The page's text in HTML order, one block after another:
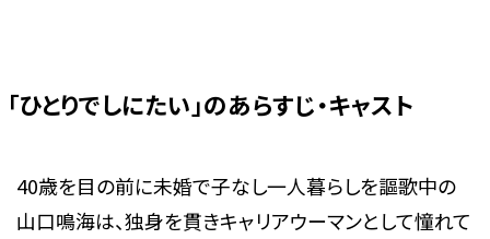
「ひとりでしにたい」のあらすじ・キャスト
40歳を目の前に未婚で子なし一人暮らしを謳歌中の
山口鳴海は、独身を貫きキャリアウーマンとして憧れて